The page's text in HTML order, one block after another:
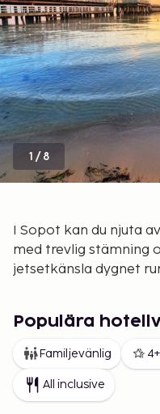
1 /8
I Sopot kan du njuta
med trevlig stämning
jetsetkänsla dygnet
Populära
Familjevänlig
All inclusive